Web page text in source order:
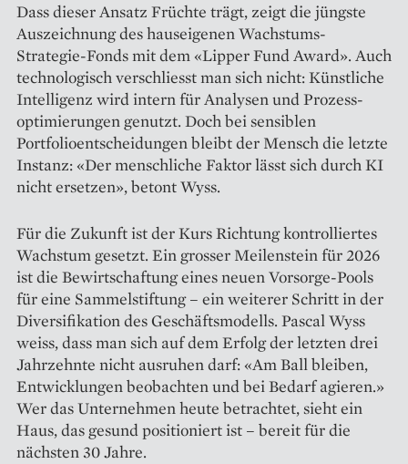
Dass dieser Ansatz Früchte trägt, zeigt die jüngste
Auszeichnung des hauseigenen Wachstums-
Strategie-Fonds mit dem «Lipper Fund Award». Auch
technologisch verschliesst man sich nicht: Künstliche
Intelligenz wird intern für Analysen und Prozess­
optimierungen genutzt. Doch bei ­sensiblen
Portfolioentscheidungen bleibt der Mensch die letzte
Instanz: «Der menschliche Faktor lässt sich durch KI
nicht ersetzen», betont Wyss.
Für die Zukunft ist der Kurs Richtung kontrolliertes
Wachstum gesetzt. Ein grosser Meilenstein für 2026
ist die Bewirtschaftung eines neuen Vorsorge-Pools
für eine Sammel­stiftung – ein weiterer Schritt in der
Diversifikation des Geschäftsmodells. Pascal Wyss
weiss, dass man sich auf dem Erfolg der letzten drei
Jahrzehnte nicht ausruhen darf: «Am Ball bleiben,
Entwicklungen beobachten und bei Bedarf agieren.»
Wer das Unter­nehmen heute betrachtet, sieht ein
Haus, das gesund positioniert ist – bereit für die
nächsten 30 Jahre.